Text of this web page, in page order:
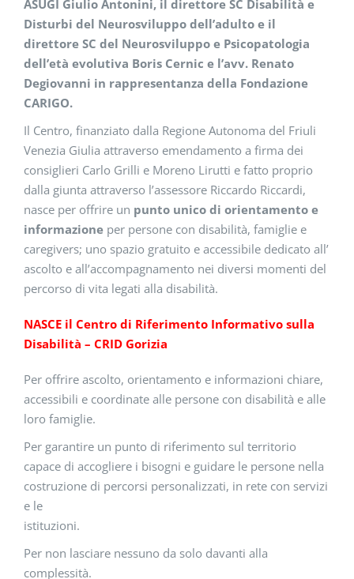
ASUGI Giulio Antonini, il direttore SC Disabilità e
Disturbi del Neurosviluppo dell’adulto e il
direttore SC del Neurosviluppo e Psicopatologia
dell’età evolutiva Boris Cernic e l’avv. Renato
Degiovanni in rappresentanza della Fondazione
CARIGO.
Il Centro, finanziato dalla Regione Autonoma del Friuli
Venezia Giulia attraverso emendamento a firma dei
consiglieri Carlo Grilli e Moreno Lirutti e fatto proprio
dalla giunta attraverso l’assessore Riccardo Riccardi,
nasce per offrire un punto unico di orientamento e
informazione per persone con disabilità, famiglie e
caregivers; uno spazio gratuito e accessibile dedicato all’
ascolto e all’accompagnamento nei diversi momenti del
percorso di vita legati alla disabilità.
NASCE il Centro di Riferimento Informativo sulla
Disabilità – CRID Gorizia
Per offrire ascolto, orientamento e informazioni chiare,
accessibili e coordinate alle persone con disabilità e alle
loro famiglie.
Per garantire un punto di riferimento sul territorio
capace di accogliere i bisogni e guidare le persone nella
costruzione di percorsi personalizzati, in rete con servizi
e le
istituzioni.
Per non lasciare nessuno da solo davanti alla
complessità.